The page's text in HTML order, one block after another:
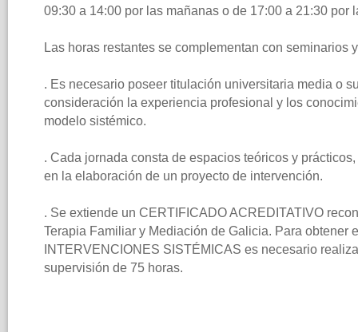
09:30 a 14:00 por las mañanas o de 17:00 a 21:30 por
Las horas restantes se complementan con seminarios
. Es necesario poseer titulación universitaria media o
consideración la experiencia profesional y los
modelo sistémico.
. Cada jornada consta de espacios teóricos y
en la elaboración de un proyecto de intervención.
. Se extiende un CERTIFICADO ACREDITATIVO
Terapia Familiar y Mediación de Galicia. Para obtener
INTERVENCIONES SISTÉMICAS es necesario
supervisión de 75 horas.